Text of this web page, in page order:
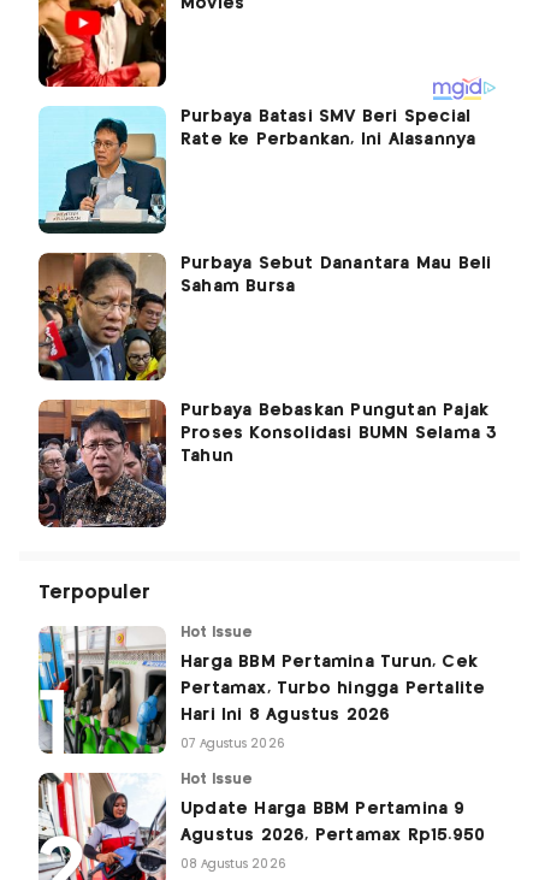
Purbaya Batasi SMV Beri Special
Rate ke Perbankan, Ini Alasannya
Purbaya Sebut Danantara Mau Beli
Saham Bursa
Purbaya Bebaskan Pungutan Pajak
Proses Konsolidasi BUMN Selama 3
Tahun
Terpopuler
Hot Issue
Harga BBM Pertamina Turun, Cek
Pertamax, Turbo hingga Pertalite
Hari Ini 8 Agustus 2026
07 Agustus 2026
Hot Issue
Update Harga BBM Pertamina 9
Agustus 2026, Pertamax Rp15.950
08 Agustus 2026